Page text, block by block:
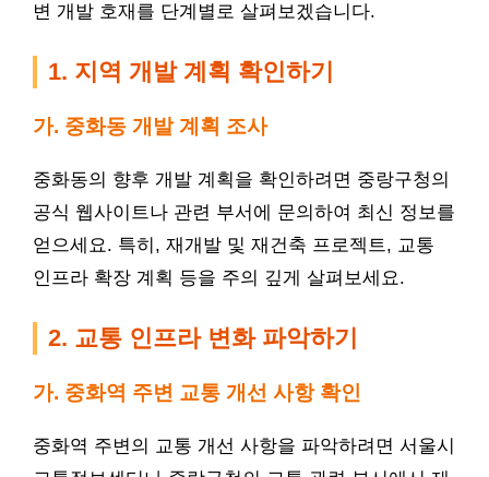
변 개발 호재를 단계별로 살펴보겠습니다.
1. 지역 개발 계획 확인하기
가. 중화동 개발 계획 조사
중화동의 향후 개발 계획을 확인하려면 중랑구청의
공식 웹사이트나 관련 부서에 문의하여 최신 정보를
얻으세요. 특히, 재개발 및 재건축 프로젝트, 교통
인프라 확장 계획 등을 주의 깊게 살펴보세요.
2. 교통 인프라 변화 파악하기
가. 중화역 주변 교통 개선 사항 확인
중화역 주변의 교통 개선 사항을 파악하려면 서울시